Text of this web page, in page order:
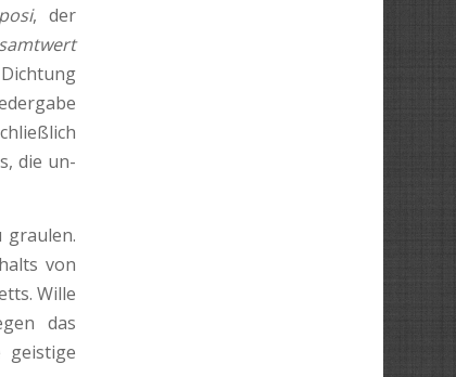
, der
die un­
graulen.
von
Wille
das